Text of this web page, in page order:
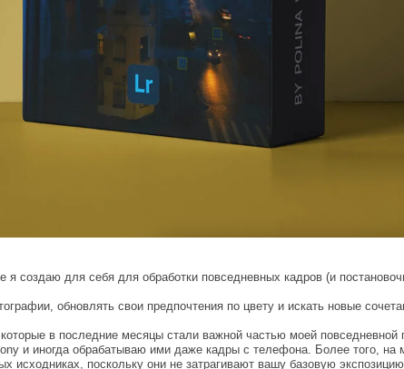
создаю для себя для обработки повседневных кадров (и
обновлять свои предпочтения по цвету и искать новые
в последние месяцы стали важной частью моей повседневной
и иногда обрабатываю ими даже кадры с телефона. Более того,
исходниках, поскольку они не затрагивают вашу базовую